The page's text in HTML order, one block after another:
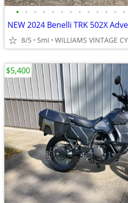
• • • • • • • • • • • • •
8/5 5mi WILLIAMS VINTAGE
$5,400